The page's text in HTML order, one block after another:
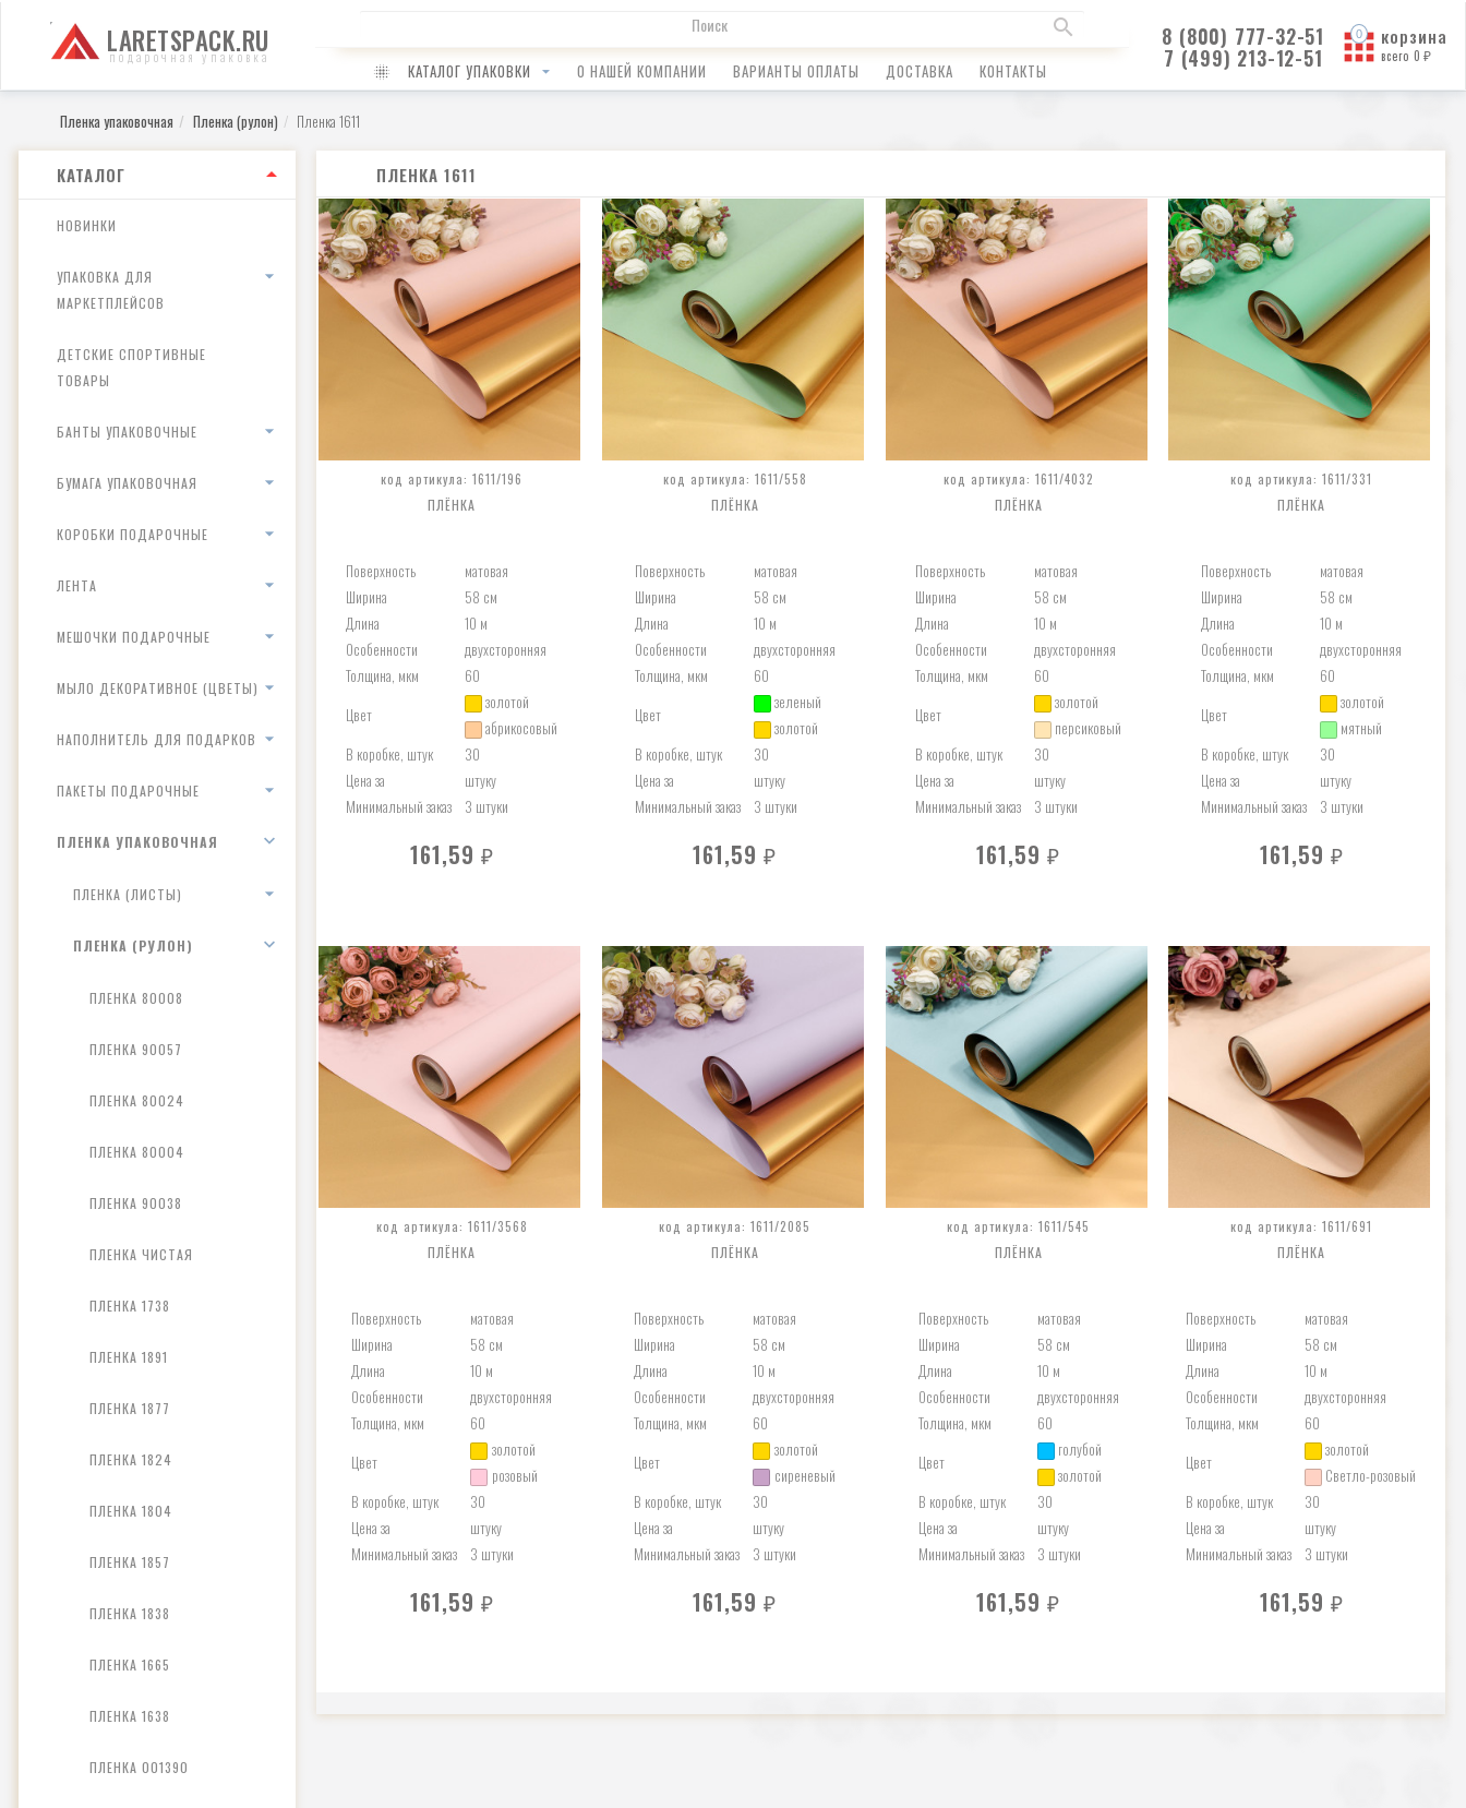
LARETSPACK.RU
подарочная упаковка
КАТАЛОГ УПАКОВКИ О НАШЕЙ КОМПАНИИ ВАРИАНТЫ ОПЛАТЫ ДОСТАВКА КОНТАКТЫ
8 (800) 777-32-51
7 (499) 213-12-51
корзина
всего 0₽
Пленка упаковочная Пленка (рулон) Пленка 1611
КАТАЛОГ
НОВИНКИ
УПАКОВКА ДЛЯ
МАРКЕТПЛЕЙСОВ
ДЕТСКИЕ СПОРТИВНЫЕ
ТОВАРЫ
БАНТЫ УПАКОВОЧНЫЕ
БУМАГА УПАКОВОЧНАЯ
КОРОБКИ ПОДАРОЧНЫЕ
ЛЕНТА
МЕШОЧКИ ПОДАРОЧНЫЕ
МЫЛО ДЕКОРАТИВНОЕ (ЦВЕТЫ)
НАПОЛНИТЕЛЬ ДЛЯ ПОДАРКОВ
ПАКЕТЫ ПОДАРОЧНЫЕ
ПЛЕНКА УПАКОВОЧНАЯ
ПЛЕНКА (ЛИСТЫ)
ПЛЕНКА (РУЛОН)
ПЛЕНКА 80008
ПЛЕНКА 90057
ПЛЕНКА 80024
ПЛЕНКА 80004
ПЛЕНКА 90038
ПЛЕНКА ЧИСТАЯ
ПЛЕНКА 1738
ПЛЕНКА 1891
ПЛЕНКА 1877
ПЛЕНКА 1824
ПЛЕНКА 1804
ПЛЕНКА 1857
ПЛЕНКА 1838
ПЛЕНКА 1665
ПЛЕНКА 1638
ПЛЕНКА 001390
ПЛЕНКА 1611
код артикула: 1611/196
ПЛЁНКА
Поверхность
матовая
Ширина
58 см
Длина
10 м
Особенности
двухсторонняя
Толщина, мкм
60
Цвет
золотой
абрикосовый
В коробке, штук
30
Цена за
штуку
Минимальный заказ
3 штуки
161,59 ₽
код артикула: 1611/558
ПЛЁНКА
Поверхность
матовая
Ширина
58 см
Длина
10 м
Особенности
двухсторонняя
Толщина, мкм
60
Цвет
зеленый
золотой
В коробке, штук
30
Цена за
штуку
Минимальный заказ
3 штуки
161,59₽
код артикула: 1611/4032
ПЛЁНКА
Поверхность
матовая
Ширина
58 см
Длина
10 м
Особенности
двухсторонняя
Толщина, мкм
60
Цвет
золотой
персиковый
В коробке, штук
30
Цена за
штуку
Минимальный заказ
3 штуки
161,59 ₽
код артикула: 1611/331
ПЛЁНКА
Поверхность
матовая
Ширина
58 см
Длина
10 м
Особенности
двухсторонняя
Толщина, мкм
60
Цвет
золотой
мятный
В коробке, штук
30
Цена за
штуку
Минимальный заказ
3 штуки
161,59 ₽
код артикула: 1611/3568
ПЛЁНКА
Поверхность
матовая
Ширина
58 см
Длина
10 м
Особенности
двухсторонняя
Толщина, мкм
60
Цвет
золотой
розовый
В коробке, штук
30
Цена за
штуку
Минимальный заказ
3 штуки
161,59 ₽
код артикула: 1611/2085
ПЛЁНКА
Поверхность
матовая
Ширина
58 см
Длина
10 м
Особенности
двухсторонняя
Толщина, мкм
60
Цвет
золотой
сиреневый
В коробке, штук
30
Цена за
штуку
Минимальный заказ
3 штуки
161,59₽
код артикула: 1611/545
ПЛЁНКА
Поверхность
матовая
Ширина
58 см
Длина
10 м
Особенности
двухсторонняя
Толщина, мкм
60
Цвет
голубой
золотой
В коробке, штук
30
Цена за
штуку
Минимальный заказ
3 штуки
161,59 ₽
код артикула: 1611/691
ПЛЁНКА
Поверхность
матовая
Ширина
58 см
Длина
10 м
Особенности
двухсторонняя
Толщина, мкм
60
Цвет
золотой
Светло-розовый
В коробке, штук
30
Цена за
штуку
Минимальный заказ
3 штуки
161,59 ₽